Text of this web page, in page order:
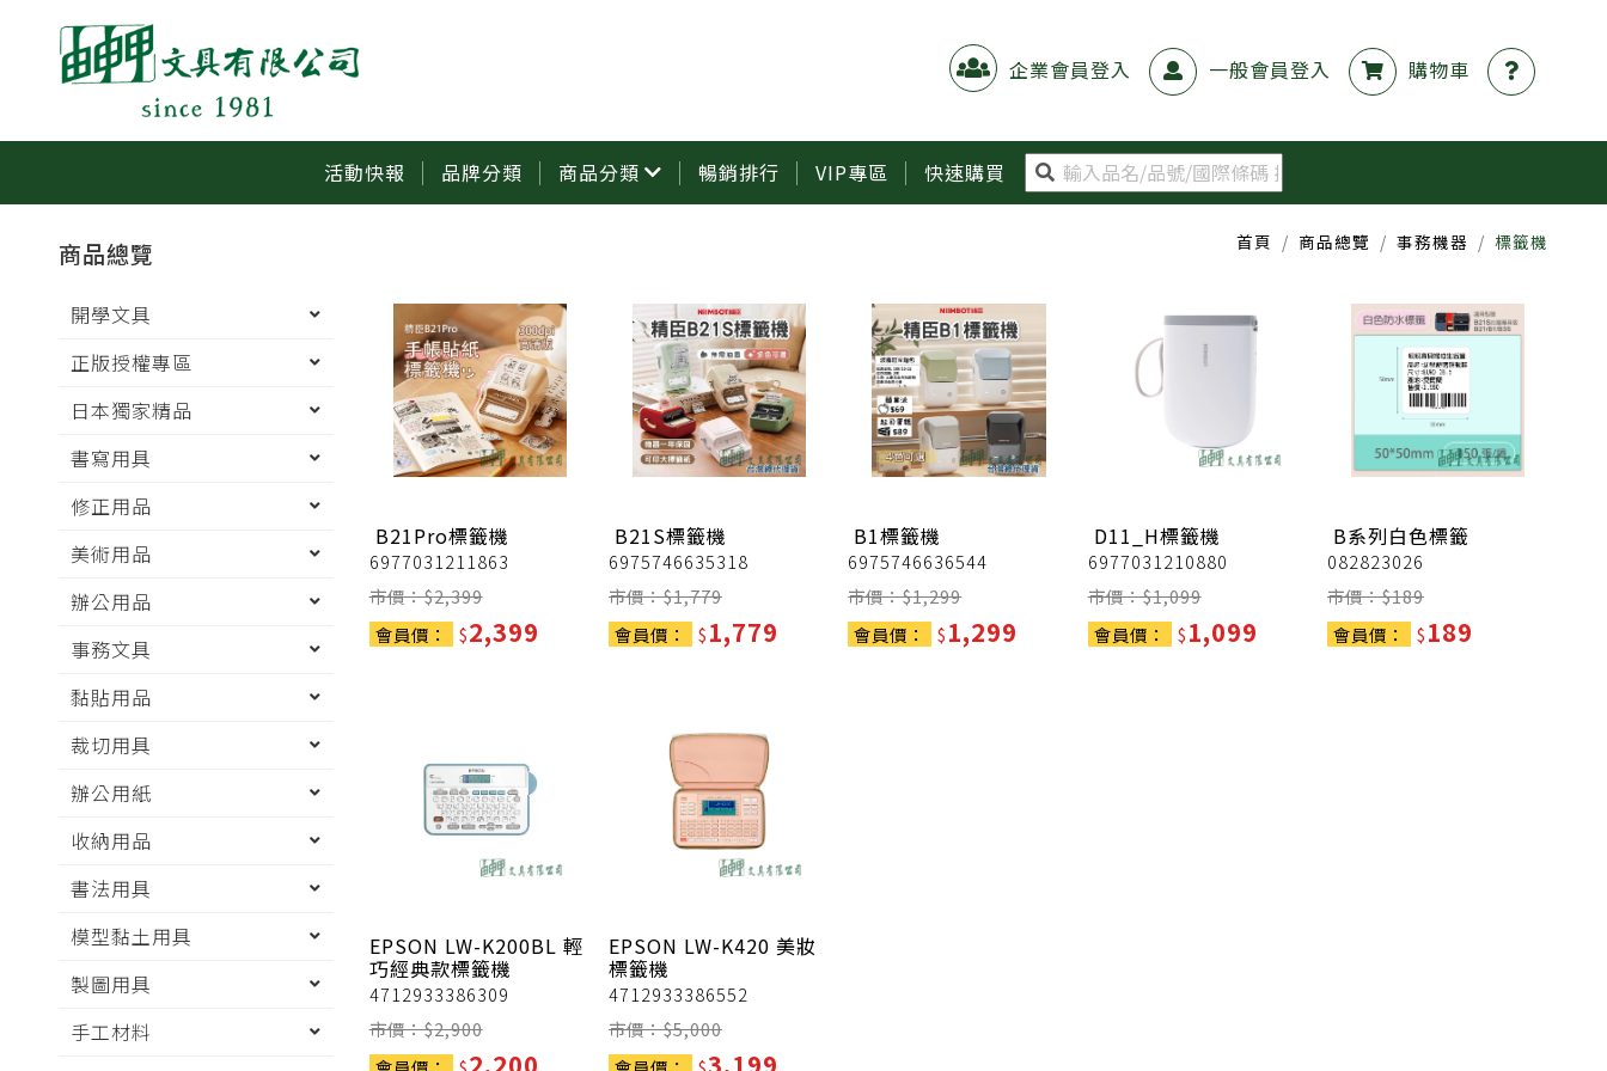
企業會員登入 一般會員登入 購物車
活動快報 品牌分類 商品分類 暢銷排行 VIP專區 快速購買
商品總覽
開學文具
正版授權專區
日本獨家精品
書寫用具
修正用品
美術用品
辦公用品
事務文具
黏貼用品
裁切用具
辦公用紙
收納用品
書法用具
模型黏土用具
製圖用具
手工材料
首頁 商品總覽 事務機器 標籤機
B21Pro標籤機
6977031211863
市價：$2,399
會員價：
$2,399
B21S標籤機
6975746635318
市價：$1,779
會員價：
$1,779
B1標籤機
6975746636544
市價：$1,299
會員價：
$1,299
D11_H標籤機
6977031210880
市價：$1,099
會員價：
$1,099
B系列白色標籤
082823026
市價：$189
會員價：
$189
EPSON LW-K200BL 輕
巧經典款標籤機
4712933386309
市價：$2,900
2,200
EPSON LW-K420 美妝
標籤機
4712933386552
市價：$5,000
3,199